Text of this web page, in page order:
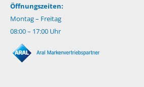
Öffnungszeiten:
Montag – Freitag
08:00 – 17:00 Uhr